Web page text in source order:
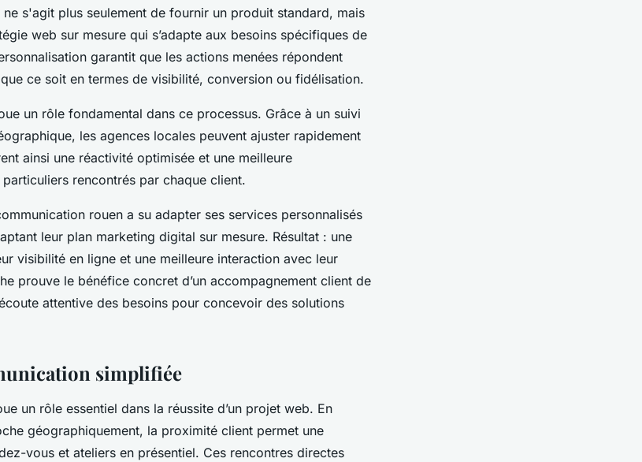
ne s'agit plus seulement de fournir un produit standard, mais
web sur mesure qui s’adapte aux besoins spécifiques de
garantit que les actions menées répondent
ce soit en termes de visibilité, conversion ou fidélisation.
un rôle fondamental dans ce processus. Grâce à un suivi
les agences locales peuvent ajuster rapidement
ainsi une réactivité optimisée et une meilleure
rencontrés par chaque client.
rouen a su adapter ses services personnalisés
leur plan marketing digital sur mesure. Résultat : une
visibilité en ligne et une meilleure interaction avec leur
prouve le bénéfice concret d’un accompagnement client de
attentive des besoins pour concevoir des solutions
simplifiée
un rôle essentiel dans la réussite d’un projet web. En
géographiquement, la proximité client permet une
vous et ateliers en présentiel. Ces rencontres directes